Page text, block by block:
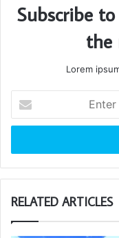
Subscribe
the
Lorem
your
Email
RELATED ARTICLES